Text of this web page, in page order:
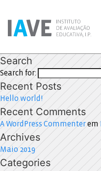
Search
Search for:
Recent Posts
Hello world!
Recent Comments
A WordPress Commenterem
Archives
Maio 2019
Categories